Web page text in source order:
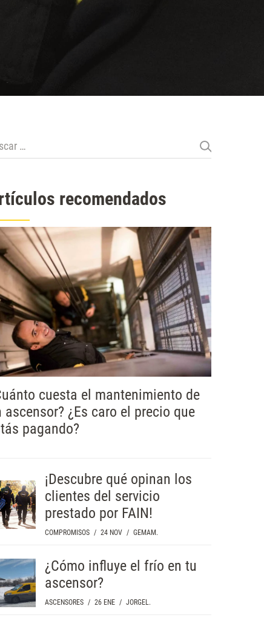
recomendados
cuesta el mantenimiento de
ascensor? ¿Es caro el precio que
pagando?
¡Descubre qué opinan los
clientes del servicio
prestado por FAIN!
COMPROMISOS / 24 NOV / GEMAM.
¿Cómo influye el frío en tu
ascensor?
ASCENSORES / 26 ENE / JORGEL.